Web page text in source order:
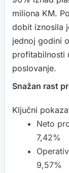
miliona KM.
dobit iznosila
jednoj godini
profitabilnosti
poslovanje.
Snažan rast
Ključni
Neto
7,42%
9,57%